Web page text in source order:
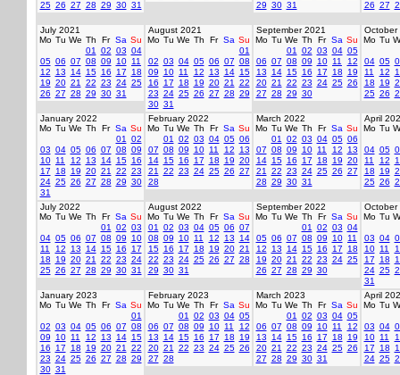
25 26 27 28 29 30 31
29 30 31
26 27
July 2021
Mo Tu We Th Fr Sa Su
01
02 03 04
05 06 07 08 09 10 11
12
13 14 15 16 17
18
19 20 21 22 23 24 25
26 27 28 29 30 31
August 2021
Mo Tu We Th Fr Sa Su
01
02 03 04 05 06 07 08
09
10 11 12 13 14 15
16
17 18 19 20 21
22
23 24 25 26 27 28 29
30 31
September 2021
Mo Tu We Th Fr Sa Su
01
02 03 04 05
06 07 08 09 10 11
12
13
14 15 16 17 18
19
20 21 22 23 24 25 26
27 28 29 30
October
Mo Tu
04 05
11
12
18
19
25 26
January 2022
Mo Tu We Th Fr Sa Su
01
02
03 04 05 06 07 08 09
10 11 12 13 14 15 16
17
18 19 20 21 22 23
24 25 26 27 28 29 30
31
February 2022
Mo Tu We Th Fr Sa Su
01
02 03 04 05 06
07 08 09 10 11 12
13
14 15 16 17 18 19 20
21
22 23 24 25 26 27
28
March 2022
Mo Tu We Th Fr Sa Su
01
02 03 04 05 06
07 08 09 10 11 12
13
14 15 16 17 18 19 20
21
22 23 24 25 26 27
28 29 30 31
April
Mo Tu
04 05
11
12
18
19
25 26
July 2022
Mo Tu We Th Fr Sa Su
01
02 03
04 05 06 07 08 09
10
11
12 13 14 15 16
17
18
19 20 21 22 23 24
25 26 27 28 29 30 31
August 2022
Mo Tu We Th Fr Sa Su
01
02 03 04 05 06 07
08 09 10 11 12 13
14
15 16 17 18 19 20 21
22 23 24 25 26 27 28
29 30 31
September 2022
Mo Tu We Th Fr Sa Su
01
02 03 04
05 06 07 08 09 10 11
12
13 14 15 16 17
18
19 20 21 22 23 24 25
26 27 28 29 30
October
Mo Tu
03 04
10 11
17
18
24 25
31
January 2023
Mo Tu We Th Fr Sa Su
01
02 03 04 05 06 07 08
09
10 11 12 13 14 15
16
17 18 19 20 21
22
23 24 25 26 27 28 29
30 31
February 2023
Mo Tu We Th Fr Sa Su
01
02 03 04 05
06 07 08 09 10 11
12
13
14 15 16 17 18
19
20 21 22 23 24 25 26
27 28
March 2023
Mo Tu We Th Fr Sa Su
01
02 03 04 05
06 07 08 09 10 11
12
13
14 15 16 17 18
19
20 21 22 23 24 25 26
27 28 29 30 31
April
Mo Tu
03 04
10 11
17
18
24 25